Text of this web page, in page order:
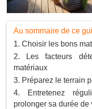
Au sommaire de ce
Choisir les bons
Les facteurs
matériaux
Préparez le terrain
Entretenez
prolonger sa durée de